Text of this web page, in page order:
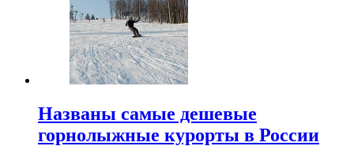
Названы самые дешевые
горнолыжные курорты в России